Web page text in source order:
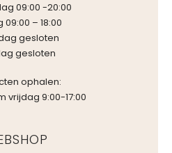
09:00 -20:00
09:00 – 18:00
gesloten
gesloten
ophalen:
vrijdag 9:00-17:00